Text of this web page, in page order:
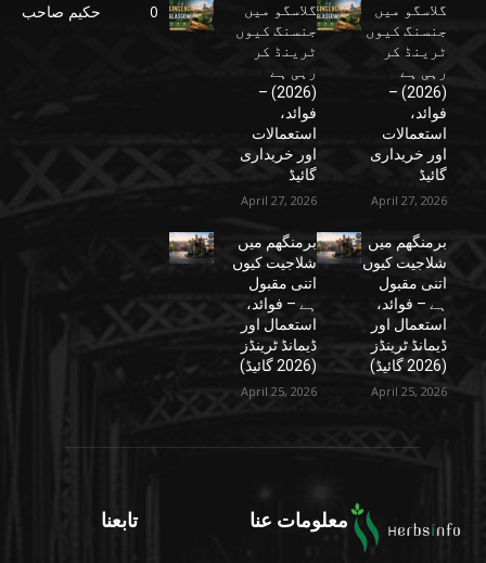
گلاسگو میں
جنسنگ کیوں
ٹرینڈ کر
رہی ہے
(2026) –
فوائد،
استعمالات
اور خریداری
گائیڈ
April 27, 2026
برمنگھم میں
شلاجیت کیوں
اتنی مقبول
ہے – فوائد،
استعمال اور
ڈیمانڈ ٹرینڈز
(2026 گائیڈ)
April 25, 2026
گلاسگو میں
جنسنگ کیوں
ٹرینڈ کر
رہی ہے
(2026) –
فوائد،
استعمالات
اور خریداری
گائیڈ
April 27, 2026
برمنگھم میں
شلاجیت کیوں
اتنی مقبول
ہے – فوائد،
استعمال اور
ڈیمانڈ ٹرینڈز
(2026 گائیڈ)
April 25, 2026
حکیم صاحب
0
معلومات عنا تابعنا